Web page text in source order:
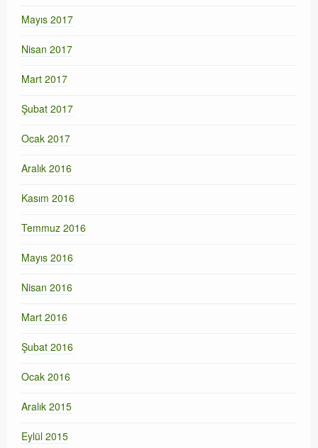
Mayıs 2017
Nisan 2017
Mart 2017
Şubat 2017
Ocak 2017
Aralık 2016
Kasım 2016
Temmuz 2016
Mayıs 2016
Nisan 2016
Mart 2016
Şubat 2016
Ocak 2016
Aralık 2015
Eylül 2015